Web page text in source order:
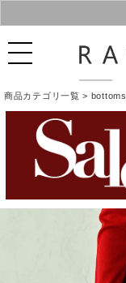
商品カテゴリ一覧 > bottoms